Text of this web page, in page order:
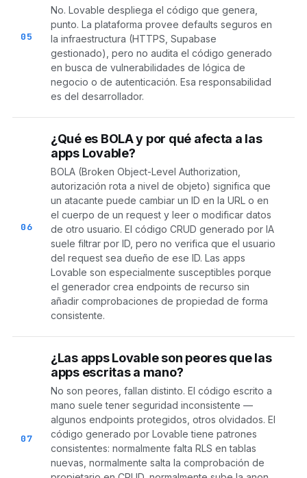
05
No. Lovable despliega el código que genera,
punto. La plataforma provee defaults seguros en
la infraestructura (HTTPS, Supabase
gestionado), pero no audita el código generado
en busca de vulnerabilidades de lógica de
negocio o de autenticación. Esa responsabilidad
es del desarrollador.
06
¿Qué es BOLA y por qué afecta a las
apps Lovable?
BOLA (Broken Object-Level Authorization,
autorización rota a nivel de objeto) significa que
un atacante puede cambiar un ID en la URL o en
el cuerpo de un request y leer o modificar datos
de otro usuario. El código CRUD generado por IA
suele filtrar por ID, pero no verifica que el usuario
del request sea dueño de ese ID. Las apps
Lovable son especialmente susceptibles porque
el generador crea endpoints de recurso sin
añadir comprobaciones de propiedad de forma
consistente.
07
¿Las apps Lovable son peores que las
apps escritas a mano?
No son peores, fallan distinto. El código escrito a
mano suele tener seguridad inconsistente —
algunos endpoints protegidos, otros olvidados. El
código generado por Lovable tiene patrones
consistentes: normalmente falta RLS en tablas
nuevas, normalmente salta la comprobación de